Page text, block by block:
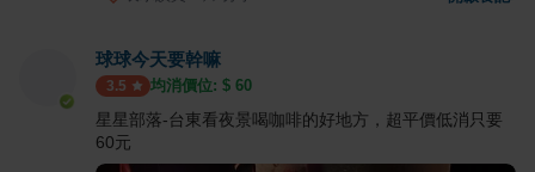
球球今天要幹嘛
3.5 均消價位: $ 60
星星部落-台東看夜景喝咖啡的好地方，超平價低消只要
60元